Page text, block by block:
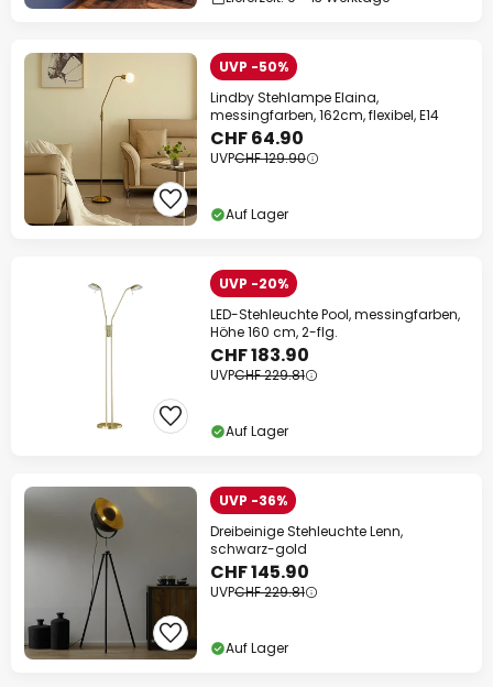
UVP -50%
Lindby Stehlampe Elaina,
messingfarben, 162cm, flexibel, E14
CHF 64.90
UVPCHF 129.90
Auf Lager
UVP -20%
LED-Stehleuchte Pool, messingfarben,
Höhe 160 cm, 2-flg.
CHF 183.90
UVPCHF 229.81
Auf Lager
UVP -36%
Dreibeinige Stehleuchte Lenn,
schwarz-gold
CHF 145.90
UVPCHF 229.81
Auf Lager